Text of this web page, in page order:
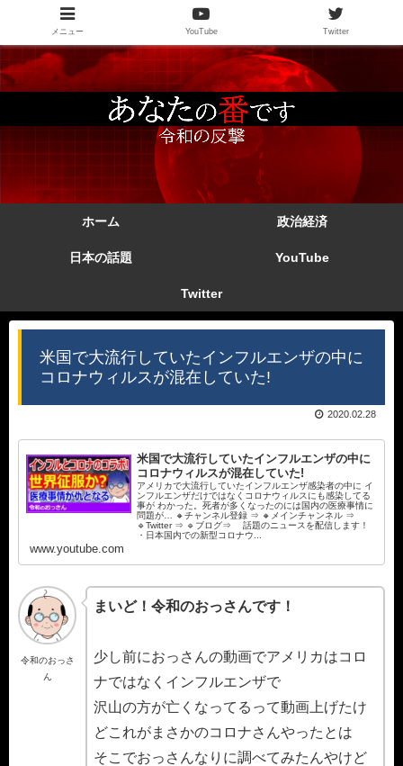
ホーム 政治経済
日本の話題 YouTube
Twitter
米国で大流行していたインフルエンザの中に
コロナウィルスが混在していた!
2020.02.28
米国で大流行していたインフルエンザの中に
コロナウィルスが混在していた!
アメリカで大流行していたインフルエンザ感染者の中に イ
ンフルエンザだけではなくコロナウィルスにも感染してる
事が わかった。死者が多くなったのには国内の医療事情に
問題が… 🔸チャンネル登録 ⇒ 🔸メインチャンネル ⇒
🔹Twitter ⇒ 🔹ブログ⇒ 話題のニュースを配信します！
・日本国内での新型コロナウ...
www.youtube.com
令和のおっさ
ん
まいど！令和のおっさんです！
少し前におっさんの動画でアメリカはコロ
ナではなくインフルエンザで
沢山の方が亡くなってるって動画上げたけ
どこれがまさかのコロナさんやったとは
そこでおっさんなりに調べてみたんやけど
メニュー YouTube Twitter